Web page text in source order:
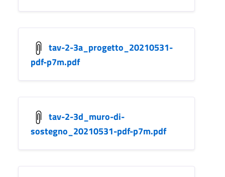
tav-2-3a_progetto_20210531-
pdf-p7m.pdf
tav-2-3d_muro-di-
sostegno_20210531-pdf-p7m.pdf